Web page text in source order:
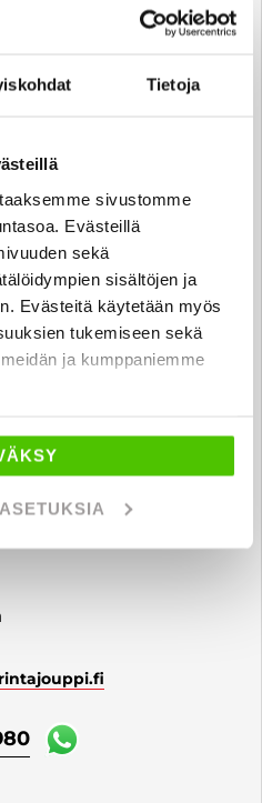
Tietoja
sivustomme
Evästeillä
sekä
sisältöjen ja
Evästeitä käytetään myös
tukemiseen sekä
ja kumppaniemme
@rintajouppi.fi
FI | EN |